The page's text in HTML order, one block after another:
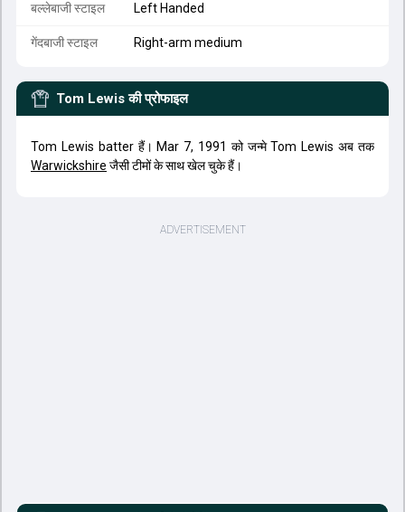
बल्लेबाजी स्टाइल Left Handed
गेंदबाजी स्टाइल Right-arm medium
Tom Lewis की प्रोफाइल
Tom Lewis batter हैं। Mar 7, 1991 को जन्मे Tom Lewis अब तक
Warwickshire जैसी टीमों के साथ खेल चुके हैं।